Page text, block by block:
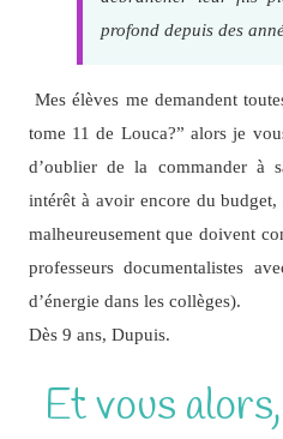
profond depuis des
Mes élèves me demandent
tome 11 de Louca?” alors je
d’oublier de la commander à
intérêt à avoir encore du budget,
malheureusement que doivent
professeurs documentalistes
d’énergie dans les collèges).
Dès 9 ans, Dupuis.
Et vous